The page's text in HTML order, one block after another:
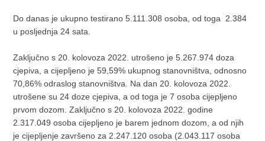
Do danas je ukupno testirano 5.111.308 osoba, od toga 2.384
u posljednja 24 sata.
Zaključno s 20. kolovoza 2022. utrošeno je 5.267.974 doza
cjepiva, a cijepljeno je 59,59% ukupnog stanovništva, odnosno
70,86% odraslog stanovništva. Na dan 20. kolovoza 2022.
utrošene su 24 doze cjepiva, a od toga je 7 osoba cijepljeno
prvom dozom. Zaključno s 20. kolovoza 2022. godine
2.317.049 osoba cijepljeno je barem jednom dozom, a od njih
je cijepljenje završeno za 2.247.120 osoba (2.043.117 osoba